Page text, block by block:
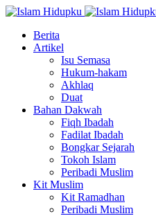
Berita
Artikel
Isu Semasa
Hukum-hakam
Akhlaq
Duat
Bahan Dakwah
Fiqh Ibadah
Fadilat Ibadah
Bongkar Sejarah
Tokoh Islam
Peribadi Muslim
Kit Muslim
Kit Ramadhan
Peribadi Muslim